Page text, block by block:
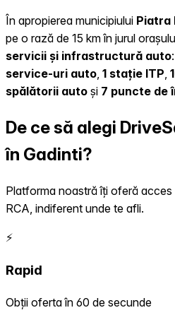
În apropierea municipiului Piatra
pe o rază de 15 km în jurul
servicii și infrastructură auto:
service-uri auto, 1 stație ITP,
spălătorii auto și 7 puncte de
De ce să alegi
în Gadinti?
Platforma noastră îți oferă acces
RCA, indiferent unde te afli.
⚡
Rapid
Obții oferta în 60 de secunde